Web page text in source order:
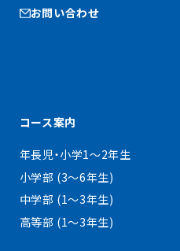
お問い合わせ
コース案内
年長児・小学1〜2年生
小学部 (3〜6年生)
中学部 (1〜3年生)
高等部 (1〜3年生)